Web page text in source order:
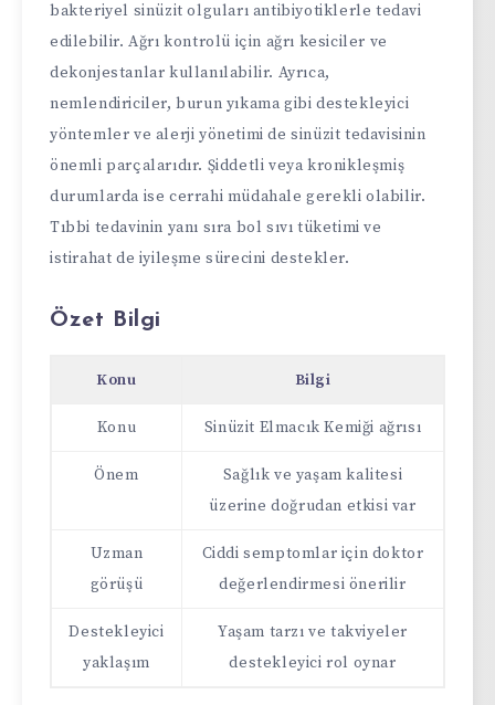
bakteriyel sinüzit olguları antibiyotiklerle tedavi
edilebilir. Ağrı kontrolü için ağrı kesiciler ve
dekonjestanlar kullanılabilir. Ayrıca,
nemlendiriciler, burun yıkama gibi destekleyici
yöntemler ve alerji yönetimi de sinüzit tedavisinin
önemli parçalarıdır. Şiddetli veya kronikleşmiş
durumlarda ise cerrahi müdahale gerekli olabilir.
Tıbbi tedavinin yanı sıra bol sıvı tüketimi ve
istirahat de iyileşme sürecini destekler.
Özet Bilgi
Konu Bilgi
Konu Sinüzit Elmacık Kemiği ağrısı
Önem
Sağlık ve yaşam kalitesi
üzerine doğrudan etkisi var
Uzman
görüşü
Ciddi semptomlar için doktor
değerlendirmesi önerilir
Destekleyici
yaklaşım
Yaşam tarzı ve takviyeler
destekleyici rol oynar